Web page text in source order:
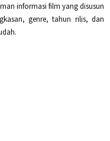
informasi film yang disusun
genre, tahun rilis, dan